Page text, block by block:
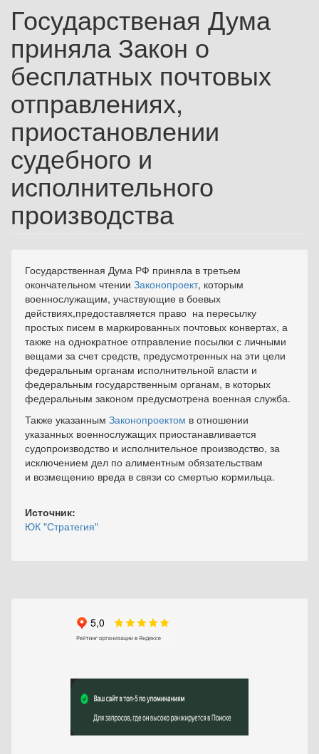
Государственая Дума
приняла Закон о
бесплатных почтовых
отправлениях,
приостановлении
судебного и
исполнительного
производства
Государственная Дума РФ приняла в третьем
окончательном чтении Законопроект, которым
военнослужащим, участвующие в боевых
действиях,предоставляется право на пересылку
простых писем в маркированных почтовых конвертах, а
также на однократное отправление посылки с личными
вещами за счет средств, предусмотренных на эти цели
федеральным органам исполнительной власти и
федеральным государственным органам, в которых
федеральным законом предусмотрена военная служба.
Также указанным Законопроектом в отношении
указанных военнослужащих приостанавливается
судопроизводство и исполнительное производство, за
исключением дел по алиментным обязательствам
и возмещению вреда в связи со смертью кормильца.
Источник:
ЮК "Стратегия"